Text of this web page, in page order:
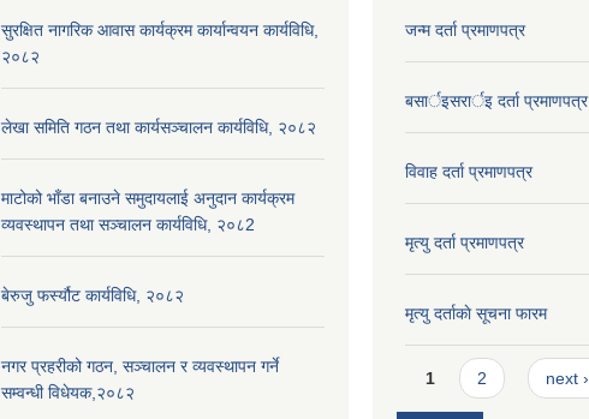
सुरक्षित नागरिक आवास कार्यक्रम कार्यान्वयन कार्यविधि,
२०८२
लेखा समिति गठन तथा कार्यसञ्चालन कार्यविधि, २०८२
माटोको भाँडा बनाउने समुदायलाई अनुदान कार्यक्रम
व्यवस्थापन तथा सञ्चालन कार्यविधि, २०८2
बेरुजु फर्स्यौट कार्यविधि, २०८२
नगर प्रहरीको गठन, सञ्चालन र व्यवस्थापन गर्ने
सम्वन्धी विधेयक,२०८२
जन्म दर्ता प्रमाणपत्र
बसार्इसरार्इ दर्ता प्रमाणपत्र
विवाह दर्ता प्रमाणपत्र
मृत्यु दर्ता प्रमाणपत्र
मृत्यु दर्ताकाे सूचना फारम
Pages
1 2 next ›